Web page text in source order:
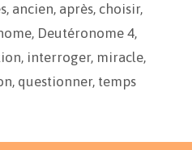
, ancien, après, choisir,
, Deutéronome 4,
, interroger, miracle,
, questionner, temps